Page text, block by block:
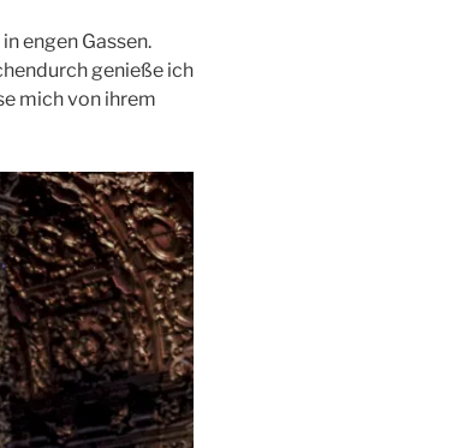
engen Gassen.
genieße ich
mich von ihrem